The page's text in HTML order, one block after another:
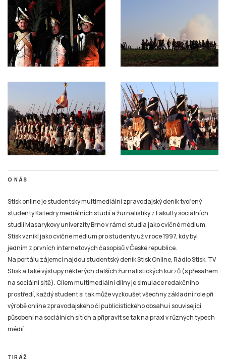
O NÁS
Stisk online je studentský multimediální zpravodajský deník tvořený
studenty Katedry mediálních studií a žurnalistiky z Fakulty sociálních
studií Masarykovy univerzity Brno v rámci studia jako cvičné médium.
Stisk vznikl jako cvičné médium pro studenty už v roce 1997, kdy byl
jedním z prvních internetových časopisů v České republice.
Na portálu zájemci najdou studentský deník Stisk Online, Rádio Stisk, TV
Stisk a také výstupy některých dalších žurnalistických kurzů (s přesahem
na sociální sítě). Cílem multimediální dílny je simulace redakčního
prostředí, každý student si tak může vyzkoušet všechny základní role při
výrobě online zpravodajského či publicistického obsahu i související
působení na sociálních sítích a připravit se tak na praxi v různých typech
médií.
TIRÁŽ